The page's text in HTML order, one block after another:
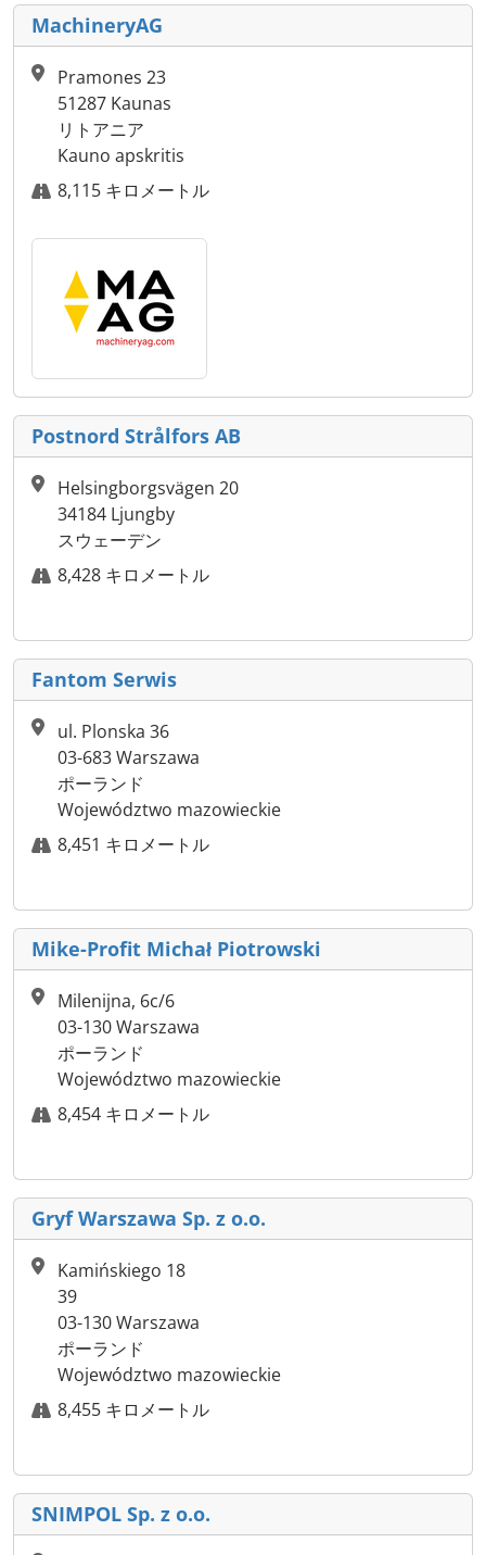
MachineryAG
Pramones 23
51287 Kaunas
リトアニア
Kauno apskritis
8,115 キロメートル
Postnord Strålfors AB
Helsingborgsvägen 20
34184 Ljungby
スウェーデン
8,428 キロメートル
Fantom Serwis
ul. Plonska 36
03-683 Warszawa
ポーランド
Województwo mazowieckie
8,451 キロメートル
Mike-Profit Michał Piotrowski
Milenijna, 6c/6
03-130 Warszawa
ポーランド
Województwo mazowieckie
8,454 キロメートル
Gryf Warszawa Sp. z o.o.
Kamińskiego 18
39
03-130 Warszawa
ポーランド
Województwo mazowieckie
8,455 キロメートル
SNIMPOL Sp. z o.o.